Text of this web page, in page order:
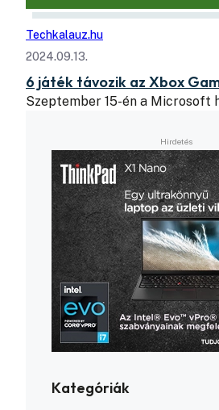
Techkalauz.hu
2024.09.13.
6 játék távozik az Xbox
Szeptember 15-én a Microsoft
Kategóriák